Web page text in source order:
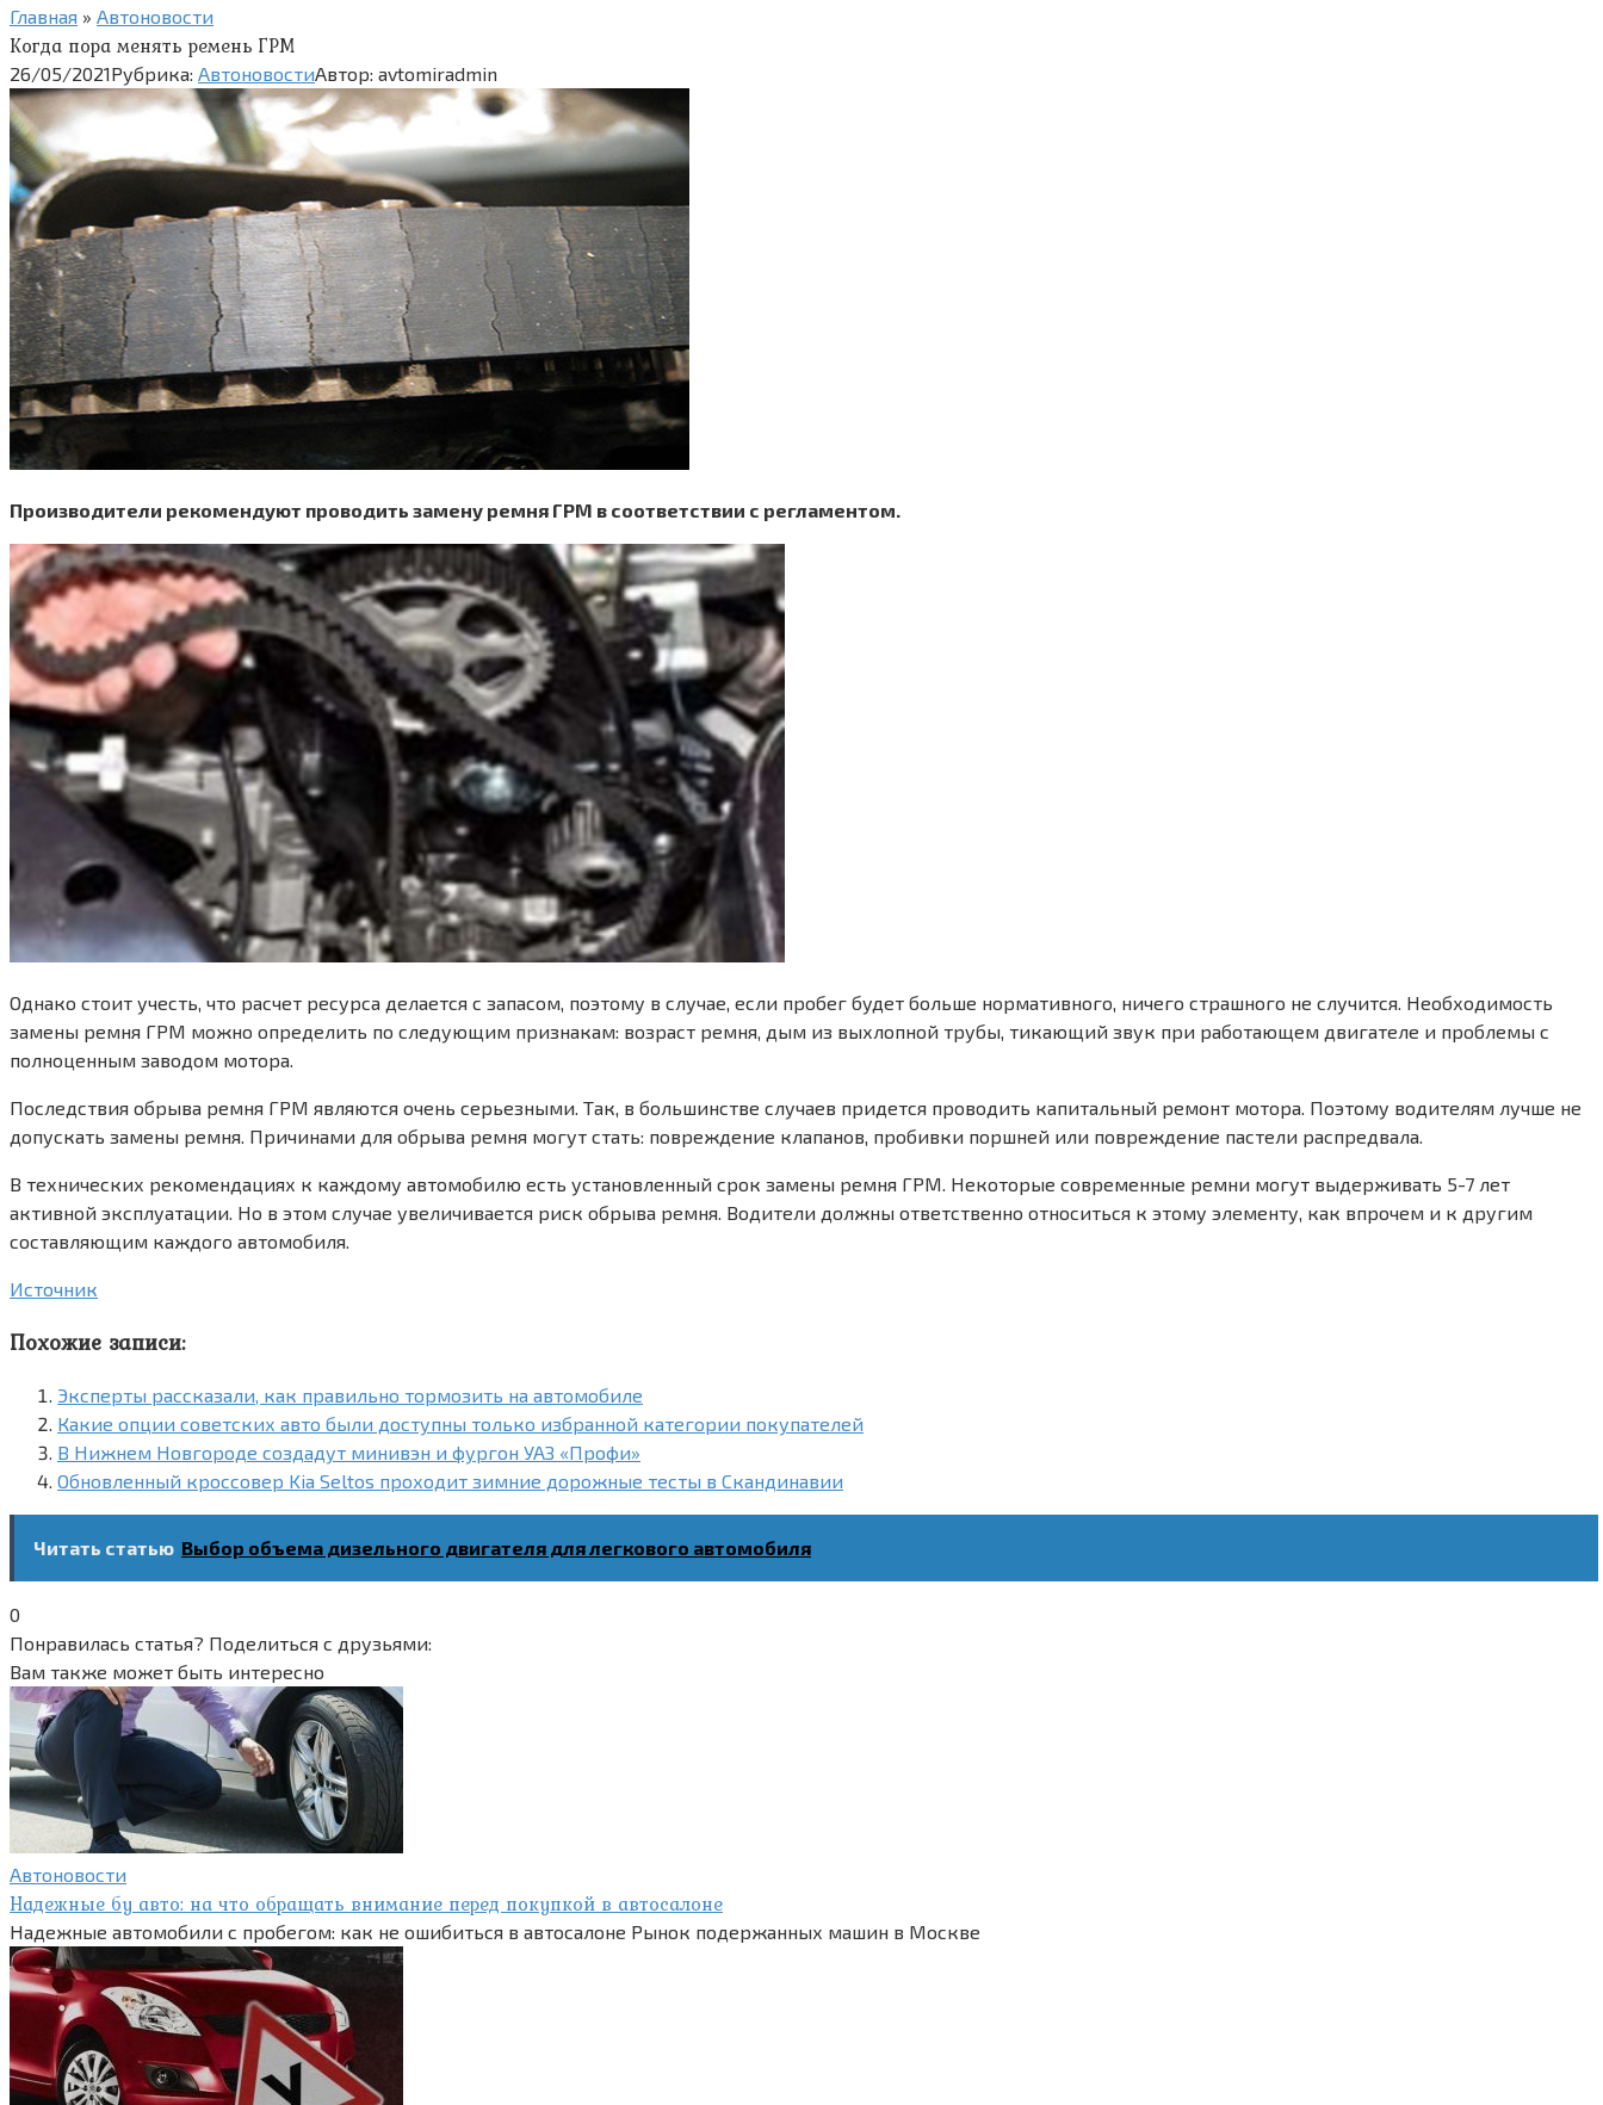
Главная » Автоновости
Когда пора менять ремень ГРМ
26/05/2021Рубрика: АвтоновостиАвтор: avtomiradmin
Производители рекомендуют проводить замену ремня ГРМ в соответствии с регламентом.
Однако стоит учесть, что расчет ресурса делается с запасом, поэтому в случае, если пробег будет больше нормативного, ничего страшного не случится. Необходимость
замены ремня ГРМ можно определить по следующим признакам: возраст ремня, дым из выхлопной трубы, тикающий звук при работающем двигателе и проблемы с
полноценным заводом мотора.
Последствия обрыва ремня ГРМ являются очень серьезными. Так, в большинстве случаев придется проводить капитальный ремонт мотора. Поэтому водителям лучше не
допускать замены ремня. Причинами для обрыва ремня могут стать: повреждение клапанов, пробивки поршней или повреждение пастели распредвала.
В технических рекомендациях к каждому автомобилю есть установленный срок замены ремня ГРМ. Некоторые современные ремни могут выдерживать 5-7 лет
активной эксплуатации. Но в этом случае увеличивается риск обрыва ремня. Водители должны ответственно относиться к этому элементу, как впрочем и к другим
составляющим каждого автомобиля.
Источник
Похожие записи:
Эксперты рассказали, как правильно тормозить на автомобиле
Какие опции советских авто были доступны только избранной категории покупателей
В Нижнем Новгороде создадут минивэн и фургон УАЗ «Профи»
Обновленный кроссовер Kia Seltos проходит зимние дорожные тесты в Скандинавии
Читать статью Выбор объема дизельного двигателя для легкового автомобиля
0
Понравилась статья? Поделиться с друзьями:
Вам также может быть интересно
Автоновости
Надежные бу авто: на что обращать внимание перед покупкой в автосалоне
Надежные автомобили с пробегом: как не ошибиться в автосалоне Рынок подержанных машин в Москве